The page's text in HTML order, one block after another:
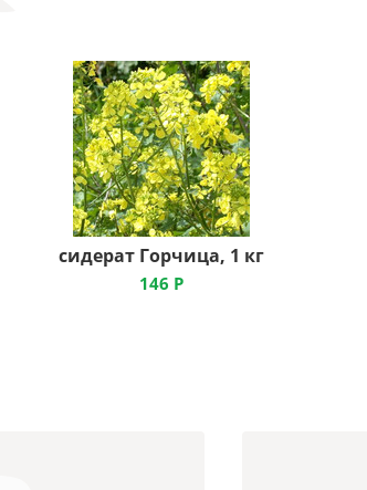
сидерат Горчица, 1 кг
146 Р